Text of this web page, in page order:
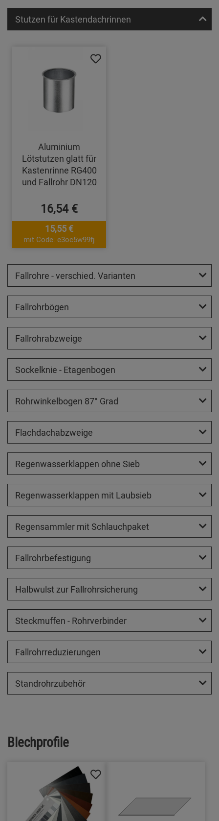
Stutzen für Kastendachrinnen
Aluminium
Lötstutzen glatt für
Kastenrinne RG400
und Fallrohr DN120
16,54 €
15,55 €
mit Code: e3oc5w99fj
Fallrohre - verschied. Varianten
Fallrohrbögen
Fallrohrabzweige
Sockelknie - Etagenbogen
Rohrwinkelbogen 87° Grad
Flachdachabzweige
Regenwasserklappen ohne Sieb
Regenwasserklappen mit Laubsieb
Regensammler mit Schlauchpaket
Fallrohrbefestigung
Halbwulst zur Fallrohrsicherung
Steckmuffen - Rohrverbinder
Fallrohrreduzierungen
Standrohrzubehör
Blechprofile